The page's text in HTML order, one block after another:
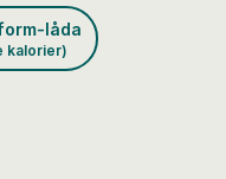
låda
kalorier)